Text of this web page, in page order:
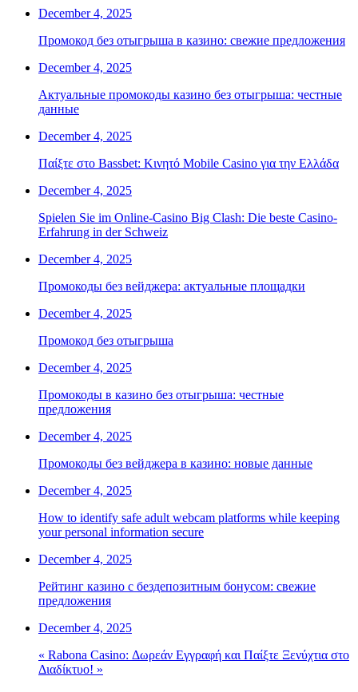
December 4, 2025
Промокод без отыгрыша в казино: свежие предложения
December 4, 2025
Актуальные промокоды казино без отыгрыша: честные
данные
December 4, 2025
Παίξτε στο Bassbet: Κινητό Mobile Casino για την Ελλάδα
December 4, 2025
Spielen Sie im Online-Casino Big Clash: Die beste Casino-
Erfahrung in der Schweiz
December 4, 2025
Промокоды без вейджера: актуальные площадки
December 4, 2025
Промокод без отыгрыша
December 4, 2025
Промокоды в казино без отыгрыша: честные
предложения
December 4, 2025
Промокоды без вейджера в казино: новые данные
December 4, 2025
How to identify safe adult webcam platforms while keeping
your personal information secure
December 4, 2025
Рейтинг казино с бездепозитным бонусом: свежие
предложения
December 4, 2025
« Rabona Casino: Δωρεάν Εγγραφή και Παίξτε Ξενύχτια στο
Διαδίκτυο! »